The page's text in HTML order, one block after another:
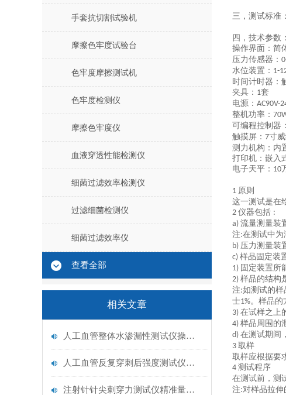
手套抗切割试验机
摩擦色牢度试验台
色牢度摩擦测试机
色牢度检测仪
摩擦色牢度仪
血液穿透性能检测仪
细菌过滤效率检测仪
过滤细菌检测仪
细菌过滤效率仪
查看全部
相关文章
人工血管整体水渗漏性测试仪操作中最容易出错的步骤
人工血管反复穿刺后强度测试仪是什么？透析患者的“生命管“质量靠它把关！
注射针针尖刺穿力测试仪精准量化针尖锋利度，构筑临床安全防线
三， 测试标准：
四， 技术参数：
操作界面：简
压力传感器 ：
水位装置： 1-
时间计时器：
夹具： 1套
电源： AC90V-
整机功率：
可编程控制器：
触摸屏： 7寸
测力机构：内
打印机： 嵌入
电子天平 ： 10
1 原则
这一测试是在
2 仪器包括 :
a) 流量测量装
注:在测试中为
b) 压力测量装
c) 样品固定装
1) 固定装置所
2) 样品的结构
注:如测试的样
士1%。样品的
3) 在试样之上
4) 样品周围的
d) 在测试期间
3 取样
取样应根据要
4 测试程序
在测试前，测
注:对样品拉伸